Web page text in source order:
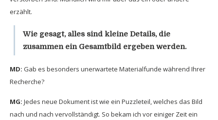
erzählt.
Wie gesagt, alles sind kleine Details, die
zusammen ein Gesamtbild ergeben werden.
MD: Gab es besonders unerwartete Materialfunde während Ihrer
Recherche?
MG: Jedes neue Dokument ist wie ein Puzzleteil, welches das Bild
nach und nach vervollständigt. So bekam ich vor einiger Zeit ein